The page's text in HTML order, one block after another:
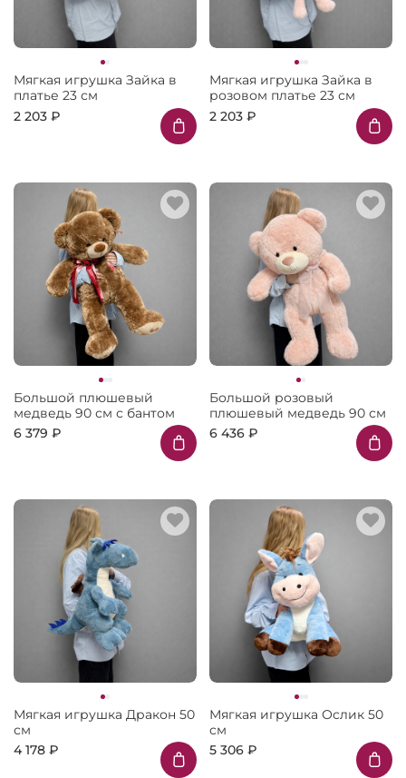
Мягкая игрушка Зайка в
платье 23 см
2 203 ₽
Мягкая игрушка Зайка в
розовом платье 23 см
2 203 ₽
Большой плюшевый
медведь 90 см с бантом
6 379 ₽
Большой розовый
плюшевый медведь 90 см
6 436 ₽
Мягкая игрушка Дракон 50
см
4 178 ₽
Мягкая игрушка Ослик 50
см
5 306 ₽